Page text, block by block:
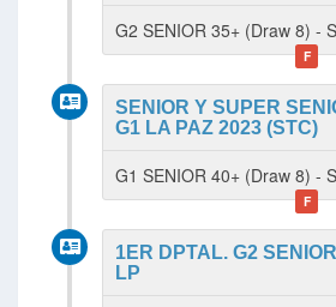
G2 SENIOR 35+ (Draw 8) -
F
SENIOR Y SUPER
G1 LA PAZ 2023 (STC)
G1 SENIOR 40+ (Draw 8) -
F
1ER DPTAL. G2 SENIOR
LP